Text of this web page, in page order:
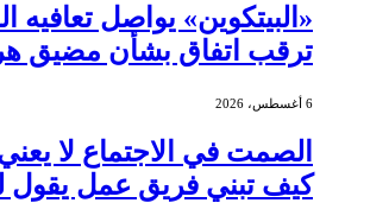
«البيتكوين» يواصل
ترقب اتفاق بشأن مضيق
6 أغسطس، 2026
الصمت في الاجتماع لا
كيف تبني فريق عمل يقول